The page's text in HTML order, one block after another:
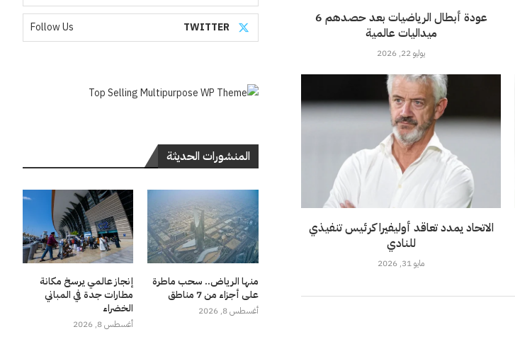
عودة أبطال الرياضيات بعد حصدهم 6
ميداليات عالمية
يوليو 22, 2026
الاتحاد يمدد تعاقد أوليفيرا كرئيس تنفيذي
للنادي
مايو 31, 2026
TWITTER
Follow Us
المنشورات الحديثة
منها الرياض.. سحب ماطرة
على أجزاء من 7 مناطق
أغسطس 8, 2026
إنجاز عالمي يرسخ مكانة
مطارات جدة في المباني
الخضراء
أغسطس 8, 2026